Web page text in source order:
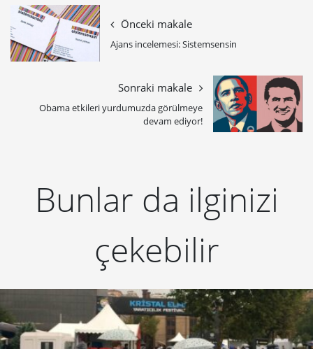
Önceki makale
Ajans incelemesi: Sistemsensin
Sonraki makale
Obama etkileri yurdumuzda görülmeye
devam ediyor!
Bunlar da ilginizi
çekebilir